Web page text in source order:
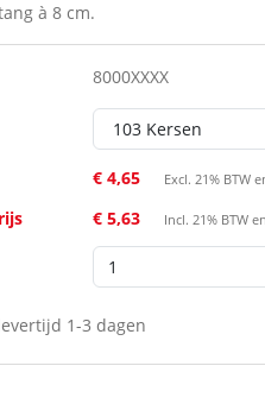
à 8 cm.
8000XXXX
€ 4,65 Excl. 21% BTW
€ 5,63 Incl. 21% BTW
1-3 dagen